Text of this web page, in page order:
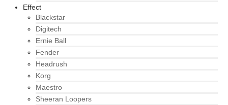
Effect
Blackstar
Digitech
Ernie Ball
Fender
Headrush
Korg
Maestro
Sheeran Loopers